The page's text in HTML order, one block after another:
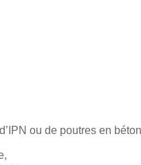
ou de poutres en